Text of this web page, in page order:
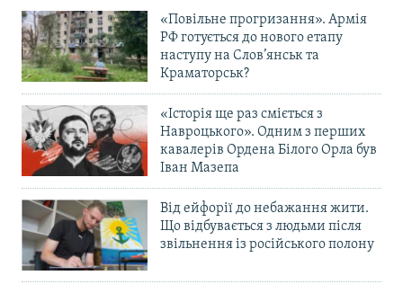
«Повільне прогризання». Армія
РФ готується до нового етапу
наступу на Слов’янськ та
Краматорськ?
«Історія ще раз сміється з
Навроцького». Одним з перших
кавалерів Ордена Білого Орла був
Іван Мазепа
Від ейфорії до небажання жити.
Що відбувається з людьми після
звільнення із російського полону